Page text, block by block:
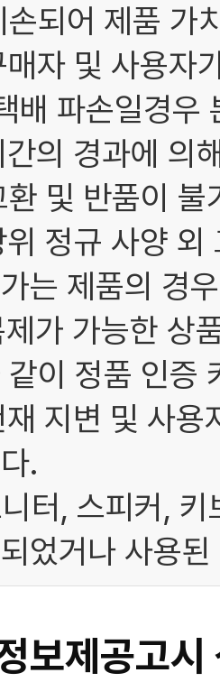
손되어 제품 가
자 및 사용자
배 파손일경우
의 경과에 의
환 및 반품이 불
정규 사양 외
는 제품의 경
가 가능한 상
같이 정품 인증
지변 및 사용
.
터, 스피커,
었거나 사용
보제공고시